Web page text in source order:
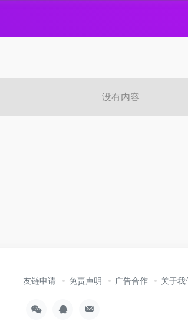
没有内容
友链申请 免责声明 广告合作 关于我